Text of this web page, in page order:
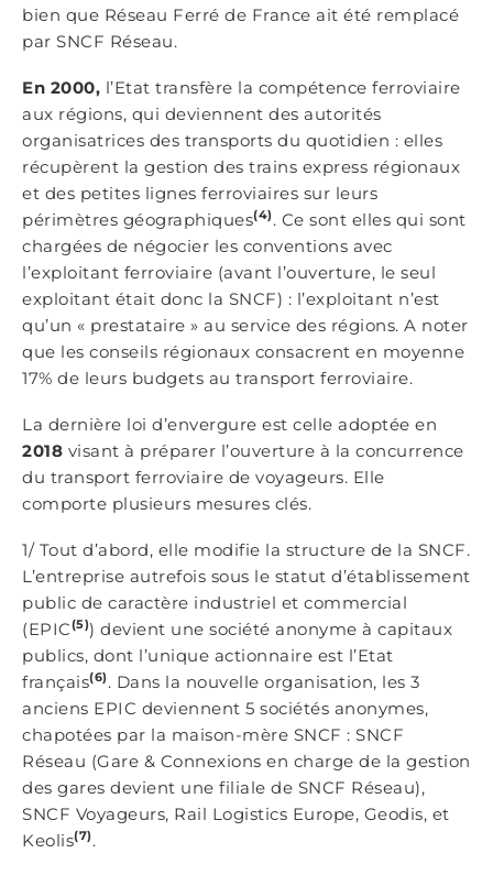
bien que Réseau Ferré de France ait été remplacé
par SNCF Réseau.
En 2000, l’Etat transfère la compétence ferroviaire
aux régions, qui deviennent des autorités
organisatrices des transports du quotidien : elles
récupèrent la gestion des trains express régionaux
et des petites lignes ferroviaires sur leurs
périmètres géographiques(4) . Ce sont elles qui sont
chargées de négocier les conventions avec
l’exploitant ferroviaire (avant l’ouverture, le seul
exploitant était donc la SNCF) : l’exploitant n’est
qu’un « prestataire » au service des régions. A noter
que les conseils régionaux consacrent en moyenne
17% de leurs budgets au transport ferroviaire.
La dernière loi d’envergure est celle adoptée en
2018 visant à préparer l’ouverture à la concurrence
du transport ferroviaire de voyageurs. Elle
comporte plusieurs mesures clés.
1/ Tout d’abord, elle modifie la structure de la SNCF.
L’entreprise autrefois sous le statut d’établissement
public de caractère industriel et commercial
(EPIC(5)) devient une société anonyme à capitaux
publics, dont l’unique actionnaire est l’Etat
français(6) . Dans la nouvelle organisation, les 3
anciens EPIC deviennent 5 sociétés anonymes,
chapotées par la maison-mère SNCF : SNCF
Réseau (Gare & Connexions en charge de la gestion
des gares devient une filiale de SNCF Réseau),
SNCF Voyageurs, Rail Logistics Europe, Geodis, et
Keolis(7) .